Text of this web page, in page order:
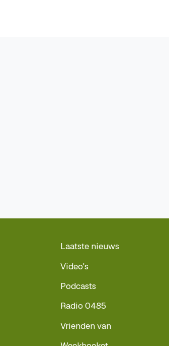
Laatste nieuws
Video's
Podcasts
Radio 0485
Vrienden van